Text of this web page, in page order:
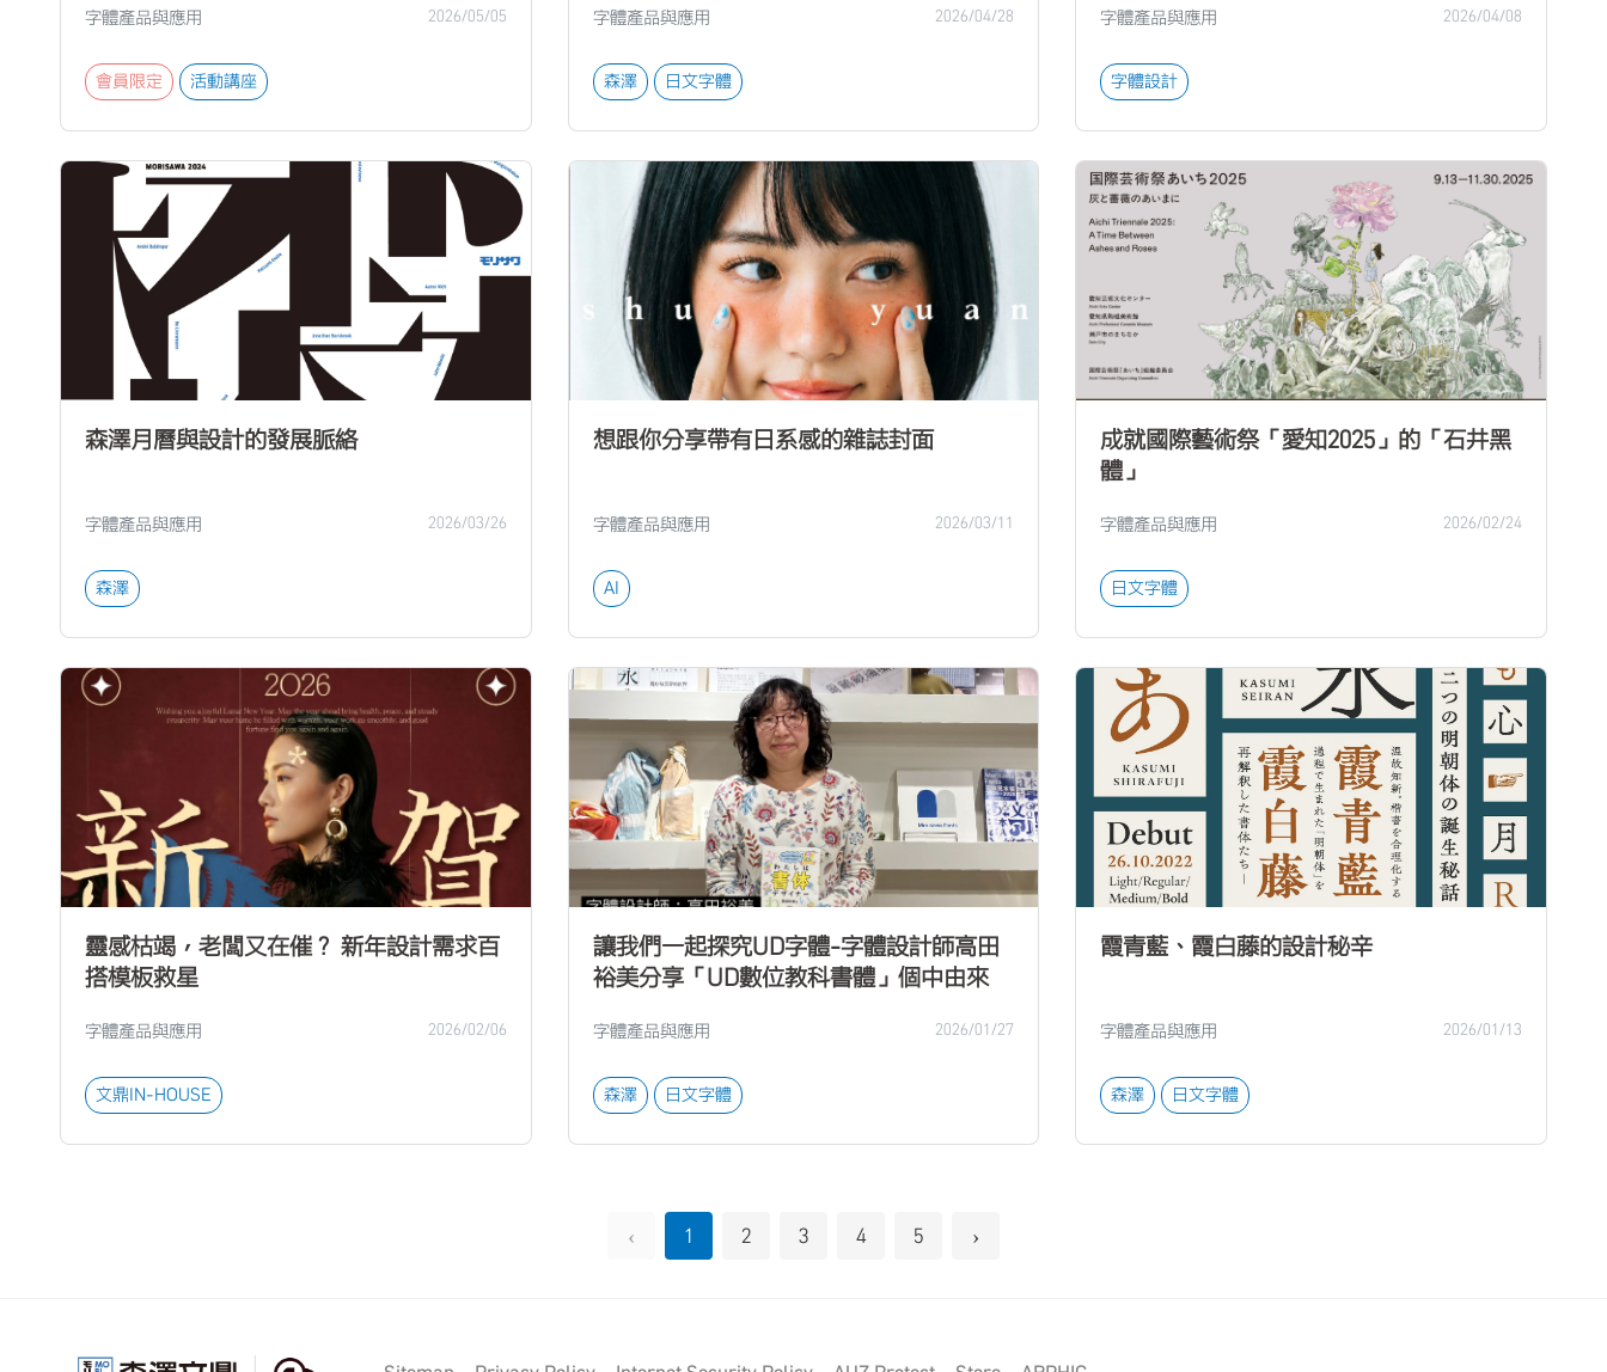
字體產品與應用 2026/05/05
會員限定 活動講座
字體產品與應用 2026/04/28
森澤 日文字體
字體產品與應用 2026/04/08
字體設計
森澤月曆與設計的發展脈絡
字體產品與應用 2026/03/26
森澤
想跟你分享帶有日系感的雜誌封面
字體產品與應用 2026/03/11
AI
成就國際藝術祭「愛知2025」的「石井黑
體」
字體產品與應用 2026/02/24
日文字體
靈感枯竭，老闆又在催？ 新年設計需求百
搭模板救星
字體產品與應用 2026/02/06
文鼎IN-HOUSE
讓我們一起探究UD字體-字體設計師高田
裕美分享「UD數位教科書體」個中由來
字體產品與應用 2026/01/27
森澤 日文字體
霞青藍、霞白藤的設計秘辛
字體產品與應用 2026/01/13
森澤 日文字體
‹ 1 2 3 4 5 ›